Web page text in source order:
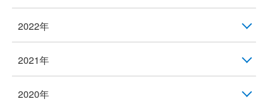
2022年
2021年
2020年